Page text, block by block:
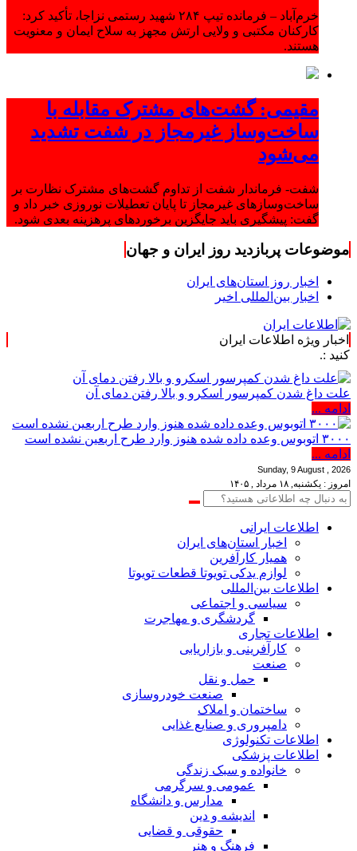
خرم‌آباد – فرمانده تیپ ۲۸۴ شهید رستمی نزاجا، تأکید کرد:
کارکنان مکتبی و ولایی ارتش مجهز به سلاح ایمان و معنویت
هستند.
مقیمی: گشت‌های مشترک مقابله با
ساخت‌وساز غیرمجاز در شفت تشدید
می‌شود
شفت- فرماندار شفت از تداوم گشت‌های مشترک نظارت بر
ساخت‌وسازهای غیرمجاز تا پایان تعطیلات نوروزی خبر داد و
گفت: پیشگیری باید جایگزین برخوردهای پرهزینه بعدی شود.
موضوعات پربازدید روز ایران و جهان
اخبار روز استان‌های ایران
اخبار بین‌المللی اخیر
اخبار ویژه اطلاعات ایران
علت داغ شدن کمپرسور اسکرو و بالا رفتن دمای آن
ادامه ...
۳۰۰۰ اتوبوس وعده داده شده هنوز وارد طرح اربعین نشده است
ادامه ...
Sunday, 9 August , 2026
امروز : یکشنبه, ۱۸ مرداد , ۱۴۰۵
اطلاعات‌ ‎ایرانی
اخبار استان‌های ایران
همیار کارآفرین
لوازم یدکی تویوتا قطعات تویوتا
اطلاعات بین‌المللی
سیاسی و اجتماعی
گردشگری و مهاجرت
اطلاعات تجاری
کارآفرینی و بازاریابی
صنعت
حمل و نقل
صنعت خودروسازی
ساختمان و املاک
دامپروری و صنایع غذایی
اطلاعات تکنولوژی
اطلاعات پزشکی
خانواده و سبک زندگی
عمومی و سرگرمی
مدارس و دانشگاه
اندیشه و دین
حقوقی و قضایی
فرهنگ و هنر